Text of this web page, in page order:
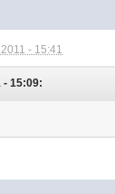
- 15:41
- 15:09: